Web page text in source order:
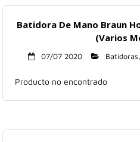
Batidora De Mano Braun
(Varios
07/07 2020 Batidoras,
Producto no encontrado